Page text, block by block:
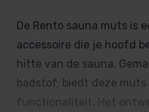
De Rento sauna muts is
accessoire die je hoofd
hitte van de sauna.
badstof, biedt deze
functionaliteit. Het